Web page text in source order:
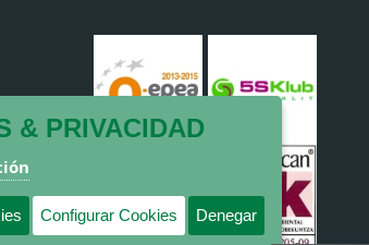
& PRIVACIDAD
Configurar Cookies Denegar